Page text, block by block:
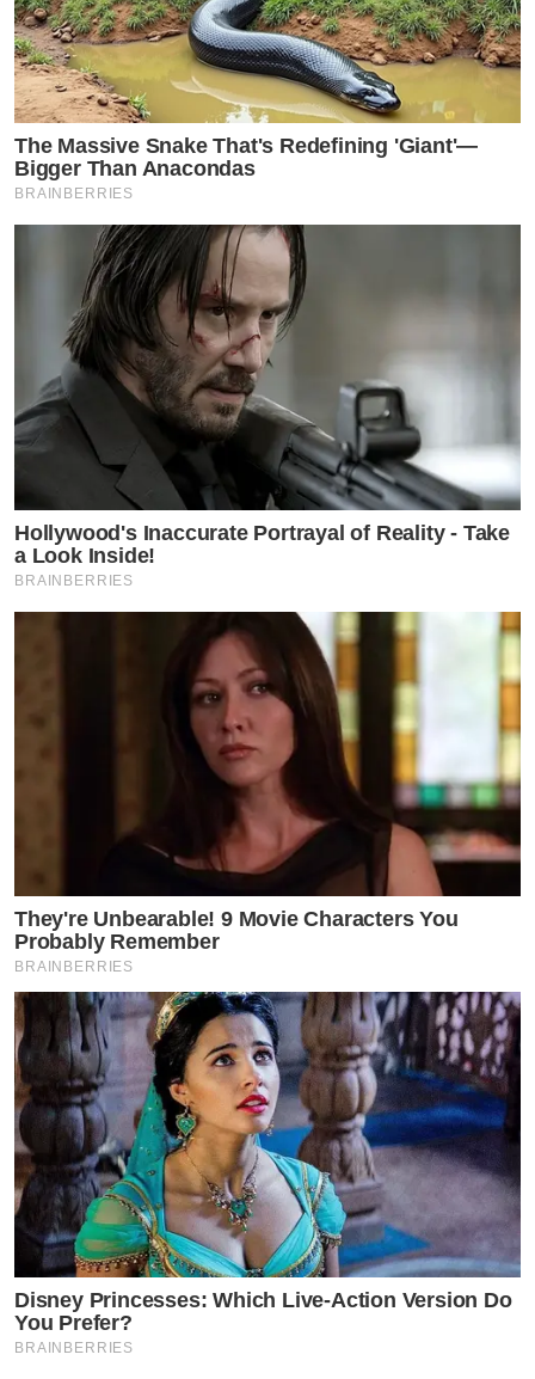
The Massive Snake That's Redefining 'Giant'—
Bigger Than Anacondas
BRAINBERRIES
Hollywood's Inaccurate Portrayal of Reality - Take
a Look Inside!
BRAINBERRIES
They're Unbearable! 9 Movie Characters You
Probably Remember
BRAINBERRIES
Disney Princesses: Which Live-Action Version Do
You Prefer?
BRAINBERRIES